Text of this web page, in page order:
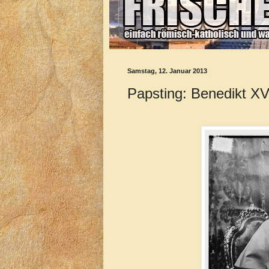
Samstag, 12. Januar 2013
Papsting: Benedikt